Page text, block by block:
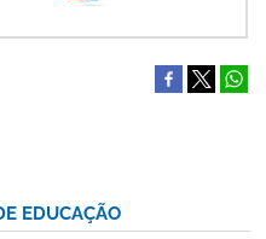
EDUCAÇÃO